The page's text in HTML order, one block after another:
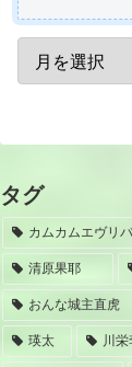
タグ
カムカムエヴリ
清原果耶
おんな城主直虎
瑛太 川